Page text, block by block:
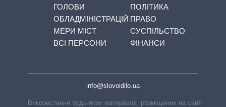
ГОЛОВИ
ОБЛАДМІНІСТРАЦІЙ
МЕРИ МІСТ
ВСІ ПЕРСОНИ
ПОЛІТИКА
ПРАВО
СУСПІЛЬСТВО
ФІНАНСИ
info@slovoidilo.ua
Використання будь-яких матеріалів, розміщених на сайті,